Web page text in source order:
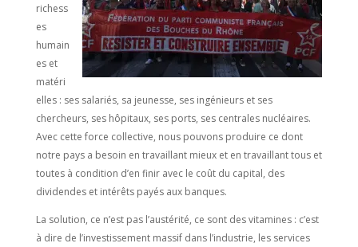
richess
es
humain
es et
matéri
elles : ses salariés, sa jeunesse, ses ingénieurs et ses
chercheurs, ses hôpitaux, ses ports, ses centrales nucléaires.
Avec cette force collective, nous pouvons produire ce dont
notre pays a besoin en travaillant mieux et en travaillant tous et
toutes à condition d’en finir avec le coût du capital, des
dividendes et intérêts payés aux banques.
La solution, ce n’est pas l’austérité, ce sont des vitamines : c’est
à dire de l’investissement massif dans l’industrie, les services